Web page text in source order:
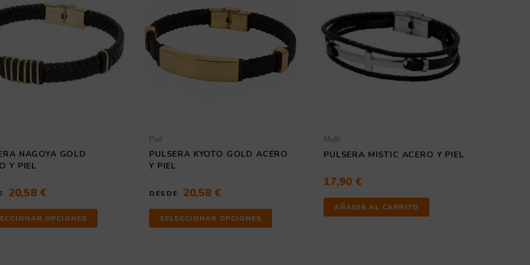
NAGOYA GOLD
Y PIEL
20,58 €
OPCIONES
variantes.
Las
opciones
se
pueden
elegir
Piel
PULSERA KYOTO GOLD ACERO
Y PIEL
DESDE 20,58 €
SELECCIONAR OPCIONES
variantes.
opciones
se
pueden
elegir
Multi
PULSERA MISTIC ACERO Y PIEL
17,90 €
AÑADIR AL CARRITO